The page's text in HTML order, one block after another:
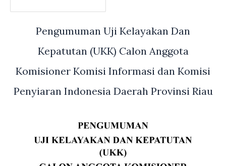
Pengumuman Uji Kelayakan Dan
Kepatutan (UKK) Calon Anggota
Komisioner Komisi Informasi dan Komisi
Penyiaran Indonesia Daerah Provinsi Riau